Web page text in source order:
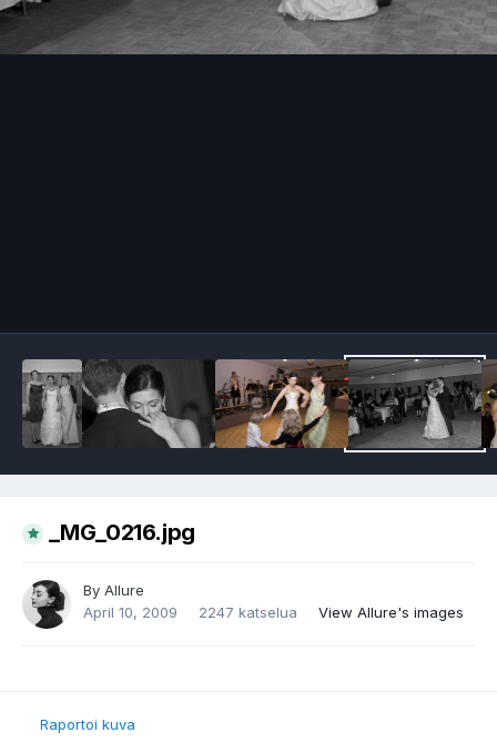
_MG_0216.jpg
By Allure
April 10, 2009
2247 katselua View Allure's images
Raportoi kuva